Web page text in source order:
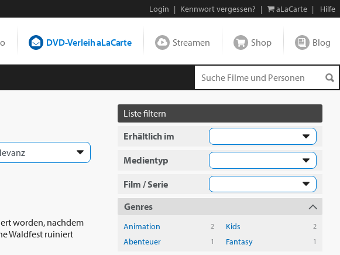
Login | Kennwort vergessen? | aLaCarte | Hilfe
DVD-Verleih aLaCarte Streamen Shop Blog
worden, nachdem
Waldfest ruiniert
Liste filtern
Erhältlich im
Medientyp
Film / Serie
Genres
Animation 2 Kids 2
Abenteuer 1 Fantasy 1